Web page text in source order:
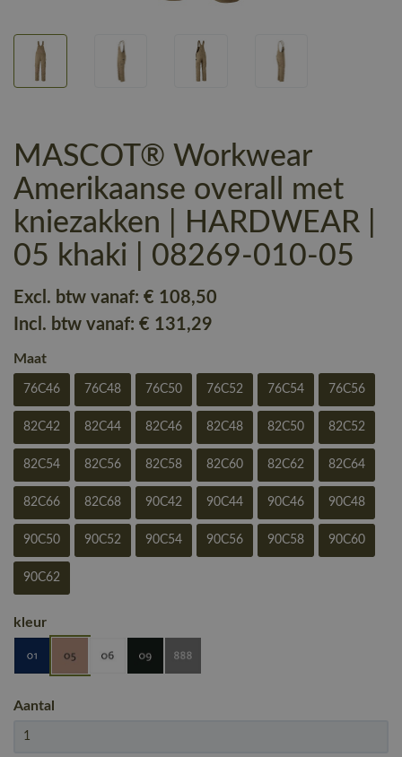
MASCOT® Workwear
Amerikaanse overall met
kniezakken | HARDWEAR |
05 khaki | 08269-010-05
Excl. btw vanaf: € 108,50
Incl. btw vanaf: € 131,29
Maat
76C46 76C48 76C50 76C52 76C54 76C56
82C42 82C44 82C46 82C48 82C50 82C52
82C54 82C56 82C58 82C60 82C62 82C64
82C66 82C68 90C42 90C44 90C46 90C48
90C50 90C52 90C54 90C56 90C58 90C60
90C62
kleur
Aantal